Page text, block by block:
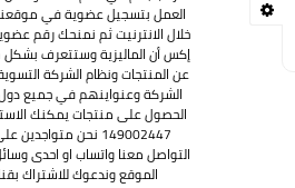
العمل بتسجيل عضوية في
خلال الانترنيت ثم نمنحك رقم
إكس أن الماليزية وستتعرف
عن المنتجات ونظام الشركة
الشركة وعنواينهم في جميع
الحصول على منتجات يمكنك
149002447 نحن
التواصل معنا واتساب او احدى
الموقع وندعوك للاشتراك